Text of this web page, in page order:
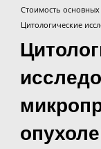
Стоимость
Цитологические